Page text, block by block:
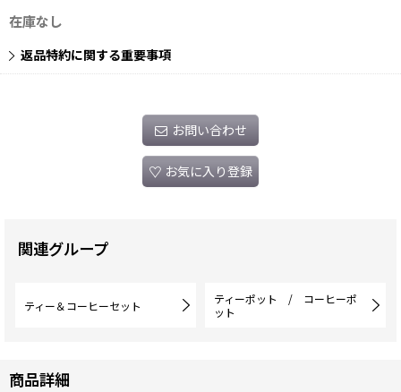
在庫なし
返品特約に関する重要事項
お問い合わせ
お気に入り登録
関連グループ
ティー＆コーヒーセット
ティーポット / コーヒーポ
ット
商品詳細